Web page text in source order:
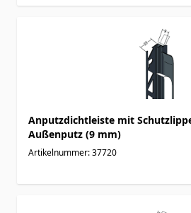
Anputzdichtleiste mit
Außenputz (9 mm)
Artikelnummer: 37720